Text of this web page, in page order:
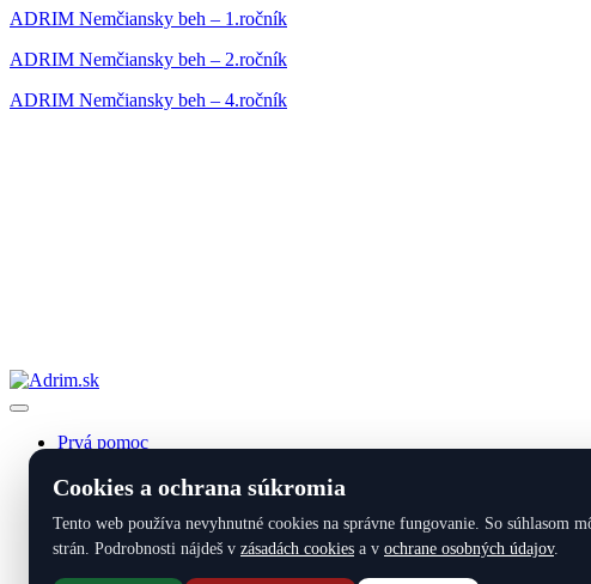
ADRIM Nemčiansky beh – 1.ročník
ADRIM Nemčiansky beh – 2.ročník
ADRIM Nemčiansky beh – 4.ročník
Prvá pomoc
Produkty
Partneri
O spoločnosti
Cookies a ochrana súkromia
Tento web používa nevyhnutné cookies na správne fungovanie. So súhlasom
strán. Podrobnosti nájdeš v zásadách cookies a v ochrane osobných údajov.